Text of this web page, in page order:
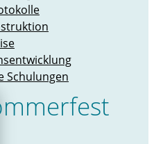
Schulungen